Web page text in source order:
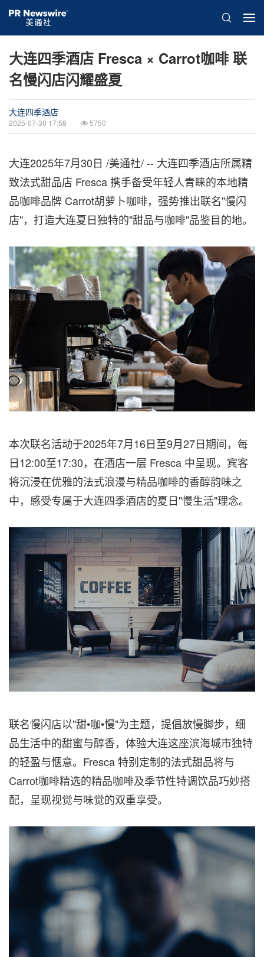
大连四季酒店 Fresca × Carrot咖啡 联
名慢闪店闪耀盛夏
大连四季酒店
2025-07-30 17:58 5750
大连2025年7月30日 /美通社/ -- 大连四季酒店所属精
致法式甜品店 Fresca 携手备受年轻人青睐的本地精
品咖啡品牌 Carrot胡萝卜咖啡，强势推出联名"慢闪
店"，打造大连夏日独特的"甜品与咖啡"品鉴目的地。
本次联名活动于2025年7月16日至9月27日期间，每
日12:00至17:30，在酒店一层 Fresca 中呈现。宾客
将沉浸在优雅的法式浪漫与精品咖啡的香醇韵味之
中，感受专属于大连四季酒店的夏日"慢生活"理念。
联名慢闪店以"甜•咖•慢"为主题，提倡放慢脚步，细
品生活中的甜蜜与醇香，体验大连这座滨海城市独特
的轻盈与惬意。Fresca 特别定制的法式甜品将与
Carrot咖啡精选的精品咖啡及季节性特调饮品巧妙搭
配，呈现视觉与味觉的双重享受。